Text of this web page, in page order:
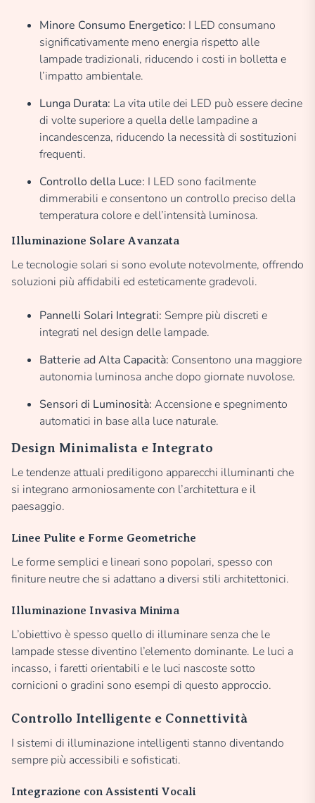
Minore Consumo Energetico: I LED consumano
significativamente meno energia rispetto alle
lampade tradizionali, riducendo i costi in bolletta e
l’impatto ambientale.
Lunga Durata: La vita utile dei LED può essere decine
di volte superiore a quella delle lampadine a
incandescenza, riducendo la necessità di sostituzioni
frequenti.
Controllo della Luce: I LED sono facilmente
dimmerabili e consentono un controllo preciso della
temperatura colore e dell’intensità luminosa.
Illuminazione Solare Avanzata
Le tecnologie solari si sono evolute notevolmente, offrendo
soluzioni più affidabili ed esteticamente gradevoli.
Pannelli Solari Integrati: Sempre più discreti e
integrati nel design delle lampade.
Batterie ad Alta Capacità: Consentono una maggiore
autonomia luminosa anche dopo giornate nuvolose.
Sensori di Luminosità: Accensione e spegnimento
automatici in base alla luce naturale.
Design Minimalista e Integrato
Le tendenze attuali prediligono apparecchi illuminanti che
si integrano armoniosamente con l’architettura e il
paesaggio.
Linee Pulite e Forme Geometriche
Le forme semplici e lineari sono popolari, spesso con
finiture neutre che si adattano a diversi stili architettonici.
Illuminazione Invasiva Minima
L’obiettivo è spesso quello di illuminare senza che le
lampade stesse diventino l’elemento dominante. Le luci a
incasso, i faretti orientabili e le luci nascoste sotto
cornicioni o gradini sono esempi di questo approccio.
Controllo Intelligente e Connettività
I sistemi di illuminazione intelligenti stanno diventando
sempre più accessibili e sofisticati.
Integrazione con Assistenti Vocali